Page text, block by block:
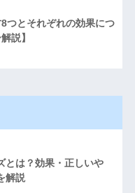
つとそれぞれの効果につ
説】
とは？効果・正しいや
解説